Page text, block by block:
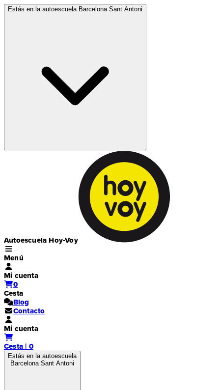
Estás en la autoescuela Barcelona Sant Antoni
Autoescuela Hoy-Voy
Menú
Mi cuenta
0
Cesta
Blog
Contacto
Mi cuenta
Cesta | 0
Estás en la autoescuela
Barcelona Sant Antoni